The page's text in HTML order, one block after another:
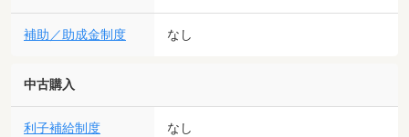
補助／助成金制度 なし
中古購入
利子補給制度 なし